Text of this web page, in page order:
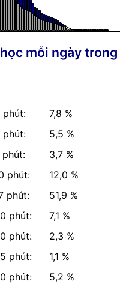
mỗi ngày trong
phút:
7,8 %
phút:
5,5 %
phút:
3,7 %
phút:
12,0 %
phút:
51,9 %
phút:
7,1 %
phút:
2,3 %
phút:
1,1 %
phút:
5,2 %